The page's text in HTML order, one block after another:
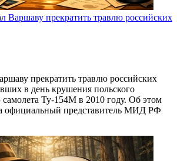
Варшаву прекратить травлю российских
прекратить травлю российских
в день крушения польского
самолета Ту-154М в 2010 году. Об этом
официальный представитель МИД РФ